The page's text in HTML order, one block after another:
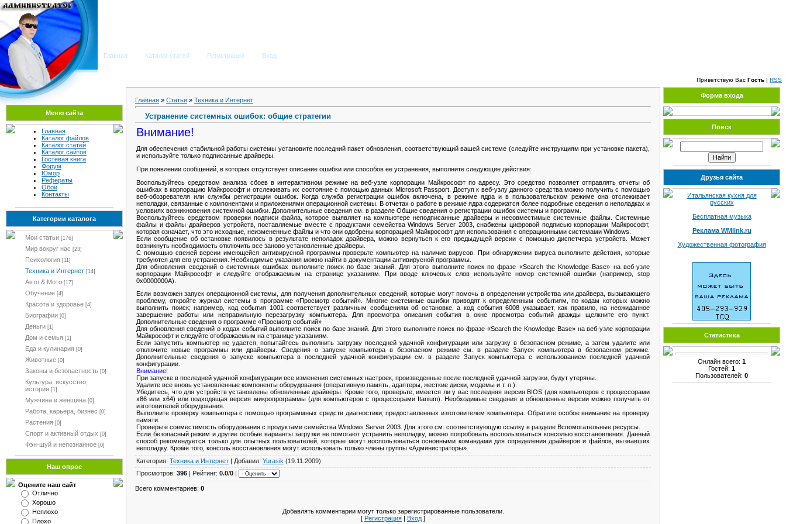
Главная Каталог статей Регистрация Вход
Приветствую Вас Гость | RSS
Меню сайта
Главная
Каталог файлов
Каталог статей
Каталог сайтов
Гостевая книга
Форум
Юмор
Рефераты
Обои
Контакты
Категории каталога
Мои статьи [176]
Мир вокруг нас [23]
Психология [11]
Техника и Интернет [14]
Авто & Мото [17]
Обучение [4]
Красота и здоровье [4]
Биографии [0]
Деньги [1]
Дом и семья [1]
Еда и кулинария [0]
Животные [0]
Законы и безопастность [0]
Культура, искусство,
история [1]
Мужчина и женщина [0]
Работа, карьера, бизнес [0]
Растения [0]
Спорт и активный отдых [0]
Фэн-шуй и непознанное [0]
Наш опрос
Оцените наш сайт
Отлично
Хорошо
Неплохо
Плохо
Главная » Статьи » Техника и Интернет
Устранение системных ошибок: общие стратегии
Внимание!
Для обеспечения стабильной работы системы установите последний пакет обновления, соответствующий вашей системе (следуйте инструкциям при установке пакета),
и используйте только подписанные драйверы.
При появлении сообщений, в которых отсутствует описание ошибки или способов ее устранения, выполните следующие действия:
Воспользуйтесь средством анализа сбоев в интерактивном режиме на веб-узле корпорации Майкрософт по адресу. Это средство позволяет отправлять отчеты об
ошибках в корпорацию Майкрософт и отслеживать их состояние с помощью данных Microsoft Passport. Доступ к веб-узлу данного средства можно получить с помощью
веб-обозревателя или службы регистрации ошибок. Когда служба регистрации ошибок включена, в режиме ядра и в пользовательском режиме она отслеживает
неполадки, связанные с компонентами и приложениями операционной системы. В отчетах о работе в режиме ядра содержатся более подробные сведения о неполадках и
условиях возникновения системной ошибки. Дополнительные сведения см. в разделе Общие сведения о регистрации ошибок системы и программ.
Воспользуйтесь средством проверки подписи файла, которое выявляет на компьютере неподписанные драйверы и несовместимые системные файлы. Системные
файлы и файлы драйверов устройств, поставляемые вместе с продуктами семейства Windows Server 2003, снабжены цифровой подписью корпорации Майкрософт,
которая означает, что это исходные, неизмененные файлы и что они одобрены корпорацией Майкрософт для использования с операционными системами Windows.
Если сообщение об остановке появилось в результате неполадок драйвера, можно вернуться к его предыдущей версии с помощью диспетчера устройств. Может
возникнуть необходимость отключить все заново установленные драйверы.
С помощью свежей версии имеющейся антивирусной программы проверьте компьютер на наличие вирусов. При обнаружении вируса выполните действия, которые
требуются для его устранения. Необходимые указания можно найти в документации антивирусной программы.
Для обновления сведений о системных ошибках выполните поиск по базе знаний. Для этого выполните поиск по фразе «Search the Knowledge Base» на веб-узле
корпорации Майкрософт и следуйте отображаемым на странице указаниям. При вводе ключевых слов используйте номер системной ошибки (например, stop
0x0000000A).
Если возможен запуск операционной системы, для получения дополнительных сведений, которые могут помочь в определении устройства или драйвера, вызывающего
проблему, откройте журнал системы в программе «Просмотр событий». Многие системные ошибки приводят к определенным событиям, по кодам которых можно
выполнить поиск; например, код события 1001 соответствует различным сообщениям об остановке, а код события 6008 указывает, как правило, на неожиданное
завершение работы или неправильную перезагрузку компьютера. Для просмотра описания события в окне просмотра событий дважды щелкните его пункт.
Дополнительные сведения о программе «Просмотр событий»
Для обновления сведений о кодах событий выполните поиск по базе знаний. Для этого выполните поиск по фразе «Search the Knowledge Base» на веб-узле корпорации
Майкрософт и следуйте отображаемым на странице указаниям.
Если запустить компьютер не удается, попытайтесь выполнить загрузку последней удачной конфигурации или загрузку в безопасном режиме, а затем удалите или
отключите новые программы или драйверы. Сведения о запуске компьютера в безопасном режиме см. в разделе Запуск компьютера в безопасном режиме.
Дополнительные сведения о запуске компьютера в последней удачной конфигурации см. в разделе Запуск компьютера с использованием последней удачной
конфигурации.
Внимание!
При запуске в последней удачной конфигурации все изменения системных настроек, произведенные после последней удачной загрузки, будут утеряны.
Удалите все вновь установленные компоненты оборудования (оперативную память, адаптеры, жесткие диски, модемы и т. п.).
Убедитесь, что для устройств установлены обновленные драйверы. Кроме того, проверьте, имеется ли у вас последняя версия BIOS (для компьютеров с процессорами
x86 или x64) или подходящая версия микропрограммы (для компьютеров с процессорами Itanium). Необходимые сведения и обновленные версии можно получить от
изготовителей оборудования.
Выполните проверку компьютера с помощью программных средств диагностики, предоставленных изготовителем компьютера. Обратите особое внимание на проверку
памяти.
Проверьте совместимость оборудования с продуктами семейства Windows Server 2003. Для этого см. соответствующую ссылку в разделе Вспомогательные ресурсы.
Если безопасный режим и другие особые варианты загрузки не помогают устранить неполадку, можно попробовать воспользоваться консолью восстановления. Данный
способ рекомендуется только для опытных пользователей, которые могут воспользоваться основными командами для определения драйверов и файлов, вызвавших
неполадку. Кроме того, консоль восстановления могут использовать только члены группы «Администраторы».
Категория: Техника и Интернет | Добавил: Yurasik (19.11.2009)
Просмотров: 396 | Рейтинг: 0.0/0 |
Всего комментариев: 0
Добавлять комментарии могут только зарегистрированные пользователи.
[ Регистрация | Вход ]
Форма входа
Поиск
Друзья сайта
Итальянская кухня для
русских
Бесплатная музыка
Реклама WMlink.ru
Художественная фотография
Статистика
Онлайн всего: 1
Гостей: 1
Пользователей: 0